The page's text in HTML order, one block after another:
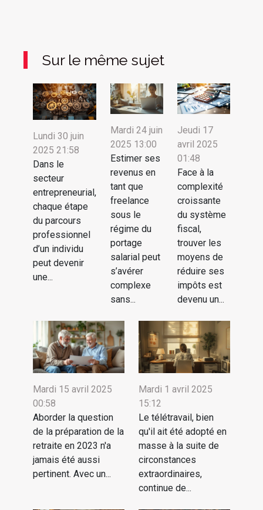
Sur le même sujet
Lundi 30 juin
2025 21:58
Dans le
secteur
entrepreneurial,
chaque étape
du parcours
professionnel
d’un individu
peut devenir
une...
Mardi 24 juin
2025 13:00
Estimer ses
revenus en
tant que
freelance
sous le
régime du
portage
salarial peut
s’avérer
complexe
sans...
Jeudi 17
avril 2025
01:48
Face à la
complexité
croissante
du système
fiscal,
trouver les
moyens de
réduire ses
impôts est
devenu un...
Mardi 15 avril 2025
00:58
Aborder la question
de la préparation de la
retraite en 2023 n'a
jamais été aussi
pertinent. Avec un...
Mardi 1 avril 2025
15:12
Le télétravail, bien
qu'il ait été adopté en
masse à la suite de
circonstances
extraordinaires,
continue de...